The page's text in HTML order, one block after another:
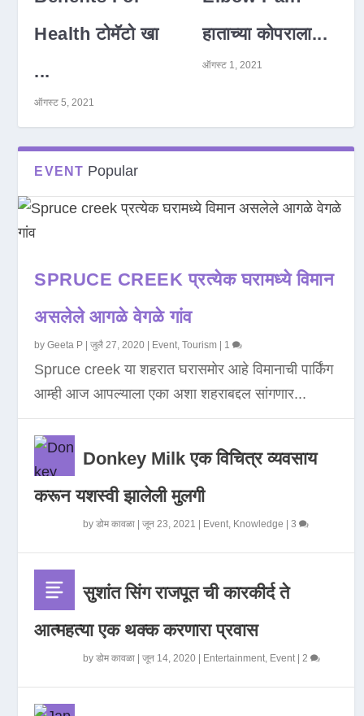
Health टोमॅटो खा
...
ऑगस्ट 5, 2021
हाताच्या कोपराला...
ऑगस्ट 1, 2021
EVENT Popular
SPRUCE CREEK प्रत्येक घरामध्ये विमान
असलेले आगळे वेगळे गांव
byGeeta P |जुलै 27, 2020 Event,Tourism 1
Spruce creek या शहरात घरासमोर आहे विमानाची पार्किंग
आम्ही आज आपल्याला एका अशा शहराबद्दल सांगणार...
Donkey Milk एक विचित्र व्यवसाय
करून यशस्वी झालेली मुलगी
byडोम कावळा |जून 23, 2021 Event, Knowledge |3
सुशांत सिंग राजपूत ची कारकीर्द ते
आत्महत्या एक थक्क करणारा प्रवास
byडोम कावळा |जून 14, 2020 Entertainment, Event|2